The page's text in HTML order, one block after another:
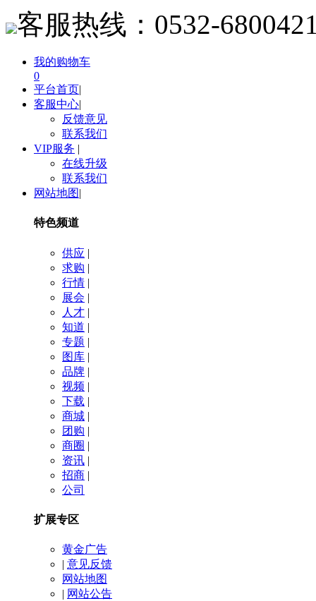
客服热线： 0532-
我的购物车
0
平台首页|
客服中心|
反馈意见
联系我们
VIP服务 |
在线升级
联系我们
网站地图|
特色频道
供应 |
求购 |
行情 |
展会 |
人才 |
知道 |
专题 |
图库 |
品牌 |
视频 |
下载 |
商城 |
团购 |
商圈 |
资讯 |
招商 |
公司
扩展专区
黄金广告
| 意见反馈
网站地图
| 网站公告